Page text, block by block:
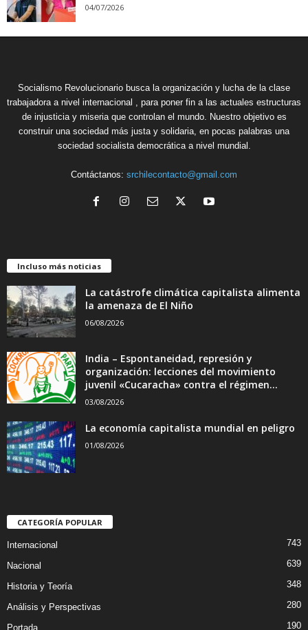
04/07/2026
Socialismo Revolucionario busca la organización y lucha de la clase
trabajadora a nivel internacional , para poner fin a las actuales estructuras
de injusticia y miseria que controlan el mundo. Nuestro objetivo es
construir una sociedad más justa y solidaria, en pocas palabras una
sociedad socialista democrática a nivel mundial.
Contáctanos: srchilecontacto@gmail.com
Incluso más noticias
La catástrofe climática capitalista alimenta
la amenaza de El Niño
06/08/2026
India – Espontaneidad, represión y
organización: lecciones del movimiento
juvenil «Cucaracha» contra el régimen...
03/08/2026
La economía capitalista mundial en peligro
01/08/2026
CATEGORÍA POPULAR
Internacional 743
Nacional 639
Historia y Teoría 348
Análisis y Perspectivas 280
Portada 190